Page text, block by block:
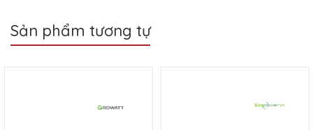
Sản phẩm tương tự